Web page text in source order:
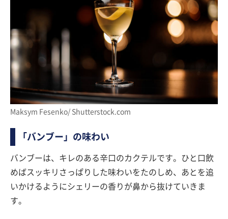
Maksym Fesenko/ Shutterstock.com
「バンブー」の味わい
バンブーは、キレのある辛口のカクテルです。ひと口飲
めばスッキリさっぱりした味わいをたのしめ、あとを追
いかけるようにシェリーの香りが鼻から抜けていきま
す。